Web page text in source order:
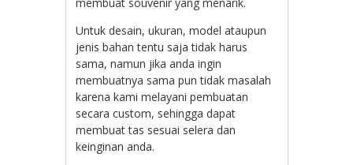
Untuk desain, ukuran, model ataupun
jenis bahan tentu saja tidak harus
sama, namun jika anda ingin
membuatnya sama pun tidak masalah
karena kami melayani pembuatan
secara custom, sehingga dapat
membuat tas sesuai selera dan
keinginan anda.